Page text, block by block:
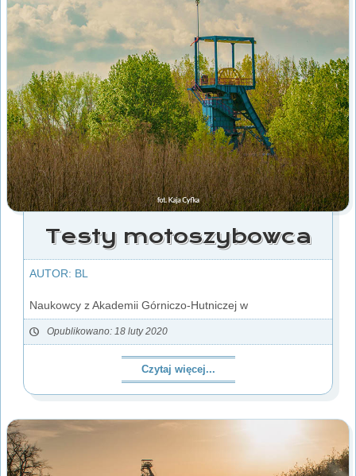
Testy motoszybowca
AUTOR: BL
Naukowcy z Akademii Górniczo-Hutniczej w
Opublikowano: 18 luty 2020
Czytaj więcej...